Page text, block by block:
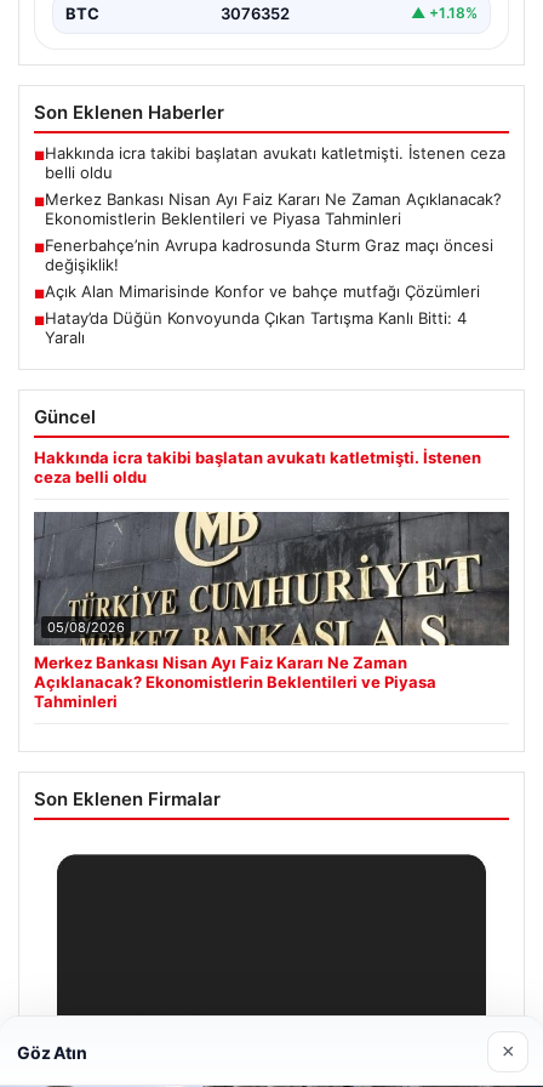
BTC 3076352 ▲ +1.18%
Son Eklenen Haberler
■Hakkında icra takibi başlatan avukatı katletmişti. İstenen ceza
belli oldu
■Merkez Bankası Nisan Ayı Faiz Kararı Ne Zaman Açıklanacak?
Ekonomistlerin Beklentileri ve Piyasa Tahminleri
■Fenerbahçe’nin Avrupa kadrosunda Sturm Graz maçı öncesi
değişiklik!
■Açık Alan Mimarisinde Konfor ve bahçe mutfağı Çözümleri
■Hatay’da Düğün Konvoyunda Çıkan Tartışma Kanlı Bitti: 4
Yaralı
Güncel
Hakkında icra takibi başlatan avukatı katletmişti. İstenen
ceza belli oldu
05/08/2026
Merkez Bankası Nisan Ayı Faiz Kararı Ne Zaman
Açıklanacak? Ekonomistlerin Beklentileri ve Piyasa
Tahminleri
Son Eklenen Firmalar
Göz Atın ×